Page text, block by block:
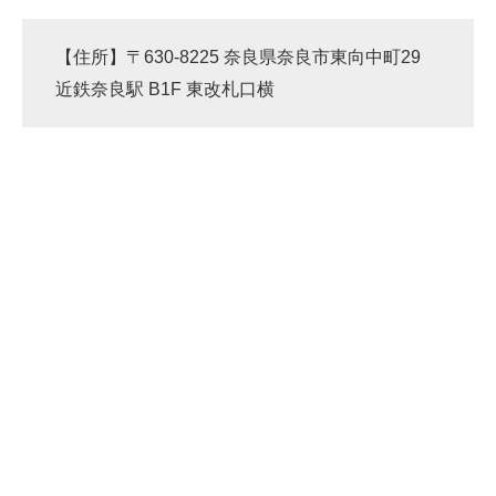
【住所】〒630-8225 奈良県奈良市東向中町29
近鉄奈良駅 B1F 東改札口横